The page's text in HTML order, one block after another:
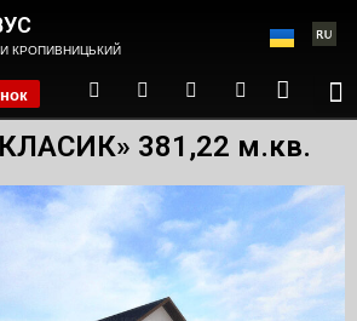
КРОПИВНИЦЬКИЙ
phone
381,22 м.кв.